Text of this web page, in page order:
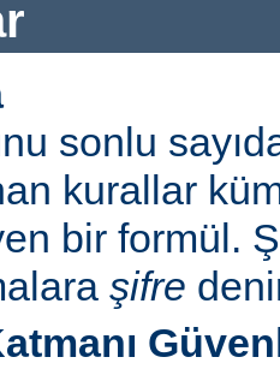
sonlu
kurallar
bir formül.
şifre